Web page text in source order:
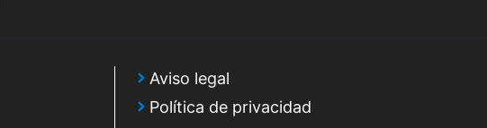
Aviso legal
Política de privacidad